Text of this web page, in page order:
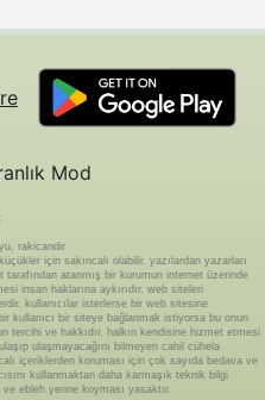
Mod
rakicandir
için sakıncalı olabilir. yazılardan yazarları
atanmış bir kurumun internet üzerinde
insan haklarına aykırıdır. web siteleri
kullanıcılar isterlerse bir web sitesine
kullanıcı bir siteye bağlanmak istiyorsa bu onun
tercihi ve hakkıdır. halkın kendisine hizmet etmesi
ulaşmayacağını bilmeyen cahil cühela
içeriklerden koruması için çok sayıda bedava ve
kullanmaktan daha karmaşık teknik bilgi
ebleh yerine koyması yasaktır.